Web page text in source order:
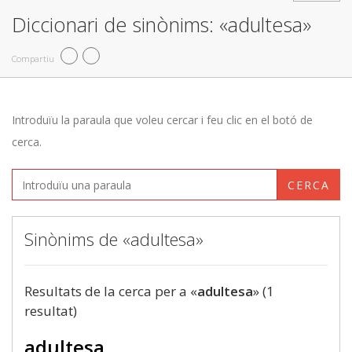
Diccionari de sinònims: «adultesa»
Compartiu
Introduïu la paraula que voleu cercar i feu clic en el botó de
cerca.
CERCA
Sinònims de «adultesa»
Resultats de la cerca per a «adultesa» (1
resultat)